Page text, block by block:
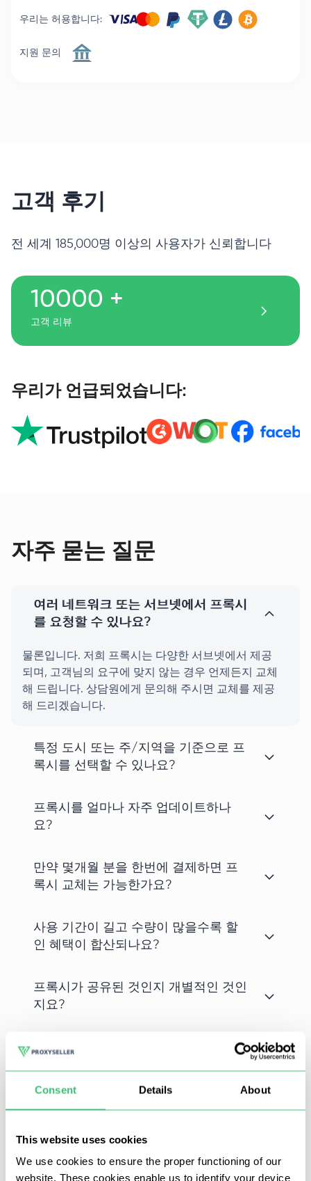
Consent Details About
This website uses cookies
We use cookies to ensure the proper functioning of our
website. These cookies enable us to identify your device
우리는 허용합니다:
지원 문의
고객 후기
전 세계 185,000명 이상의 사용자가 신뢰합니다
10000 +
고객 리뷰
우리가 언급되었습니다:
자주 묻는 질문
여러 네트워크 또는 서브넷에서 프록시
를 요청할 수 있나요?
물론입니다. 저희 프록시는 다양한 서브넷에서 제공
되며, 고객님의 요구에 맞지 않는 경우 언제든지 교체
해 드립니다. 상담원에게 문의해 주시면 교체를 제공
해 드리겠습니다.
특정 도시 또는 주/지역을 기준으로 프
록시를 선택할 수 있나요?
프록시를 얼마나 자주 업데이트하나
요?
만약 몇개월 분을 한번에 결제하면 프
록시 교체는 가능한가요?
사용 기간이 길고 수량이 많을수록 할
인 혜택이 합산되나요?
프록시가 공유된 것인지 개별적인 것인
지요?
결제 후 프록시를 받는 데 얼마나 걸리
LinkedIn은 구인 정보를 찾고 비즈니스 인맥을 구축하기 위
해 만들어진 소셜 네트워크로, 약 10억 개의 프로필을 보유